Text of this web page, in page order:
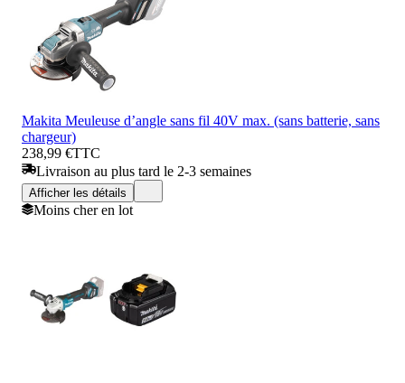
Makita Meuleuse d’angle sans fil 40V max. (sans batterie, sans
chargeur)
238,99 €TTC
Livraison au plus tard le 2-3 semaines
Afficher les détails
Moins cher en lot